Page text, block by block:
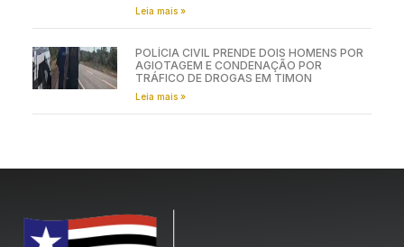
Leia mais »
POLÍCIA CIVIL PRENDE DOIS HOMENS POR
AGIOTAGEM E CONDENAÇÃO POR
TRÁFICO DE DROGAS EM TIMON
Leia mais »